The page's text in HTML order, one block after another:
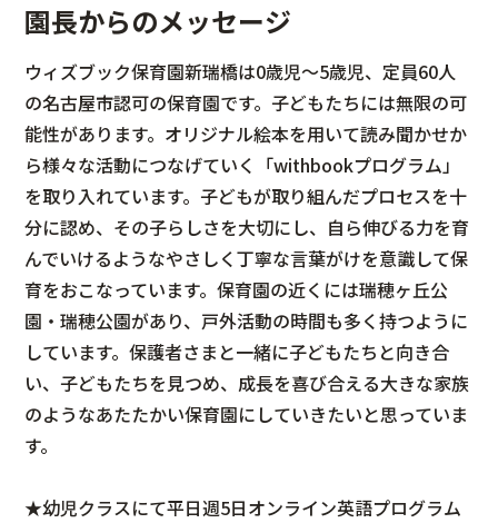
園長からのメッセージ
ウィズブック保育園新瑞橋は0歳児～5歳児、定員60人
の名古屋市認可の保育園です。子どもたちには無限の可
能性があります。オリジナル絵本を用いて読み聞かせか
ら様々な活動につなげていく「withbookプログラム」
を取り入れています。子どもが取り組んだプロセスを十
分に認め、その子らしさを大切にし、自ら伸びる力を育
んでいけるようなやさしく丁寧な言葉がけを意識して保
育をおこなっています。保育園の近くには瑞穂ヶ丘公
園・瑞穂公園があり、戸外活動の時間も多く持つように
しています。保護者さまと一緒に子どもたちと向き合
い、子どもたちを見つめ、成長を喜び合える大きな家族
のようなあたたかい保育園にしていきたいと思っていま
す。
★幼児クラスにて平日週5日オンライン英語プログラム